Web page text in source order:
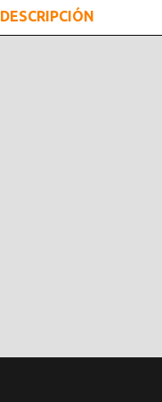
DESCRIPCIÓN